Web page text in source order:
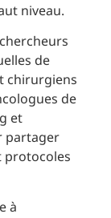
niveau.
de
chirurgiens
de
et
partager
protocoles
à